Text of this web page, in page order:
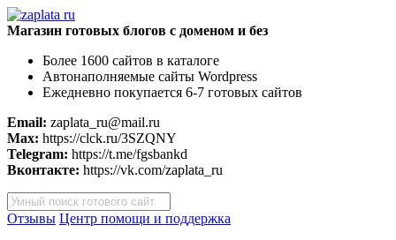
Магазин готовых блогов с доменом и без
Более 1600 сайтов в каталоге
Автонаполняемые сайты Wordpress
Ежедневно покупается 6-7 готовых сайтов
Email: zaplata_ru@mail.ru
Max: https://clck.ru/3SZQNY
Telegram: https://t.me/fgsbankd
Вконтакте: https://vk.com/zaplata_ru
Поиск
товаров
Отзывы Центр помощи и поддержка